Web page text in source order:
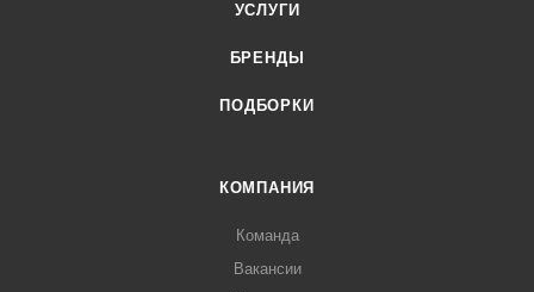
УСЛУГИ
БРЕНДЫ
ПОДБОРКИ
КОМПАНИЯ
Команда
Вакансии